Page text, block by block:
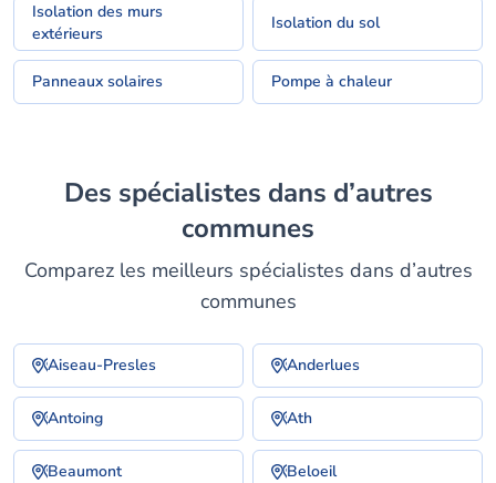
Isolation des murs
extérieurs
Isolation du sol
Panneaux solaires Pompe à chaleur
Des spécialistes dans d’autres
communes
Comparez les meilleurs spécialistes dans d’autres
communes
Aiseau-Presles Anderlues
Antoing Ath
Beaumont Beloeil